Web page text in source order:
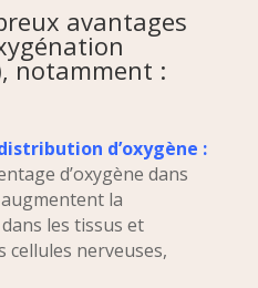
avantages
notamment :
d’oxygène :
d’oxygène dans
la
les tissus et
cellules nerveuses,